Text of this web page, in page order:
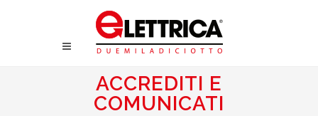
ACCREDITI E
COMUNICATI